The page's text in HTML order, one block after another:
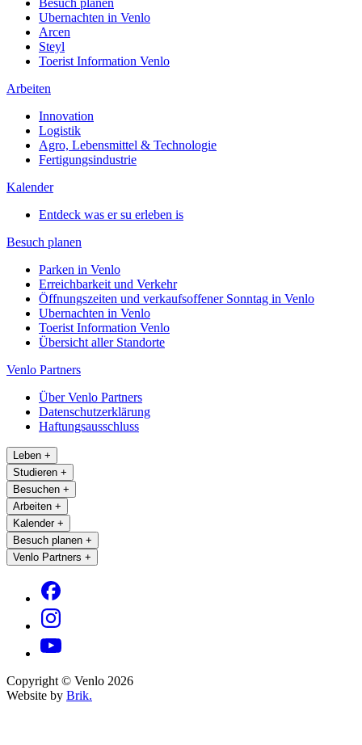
Besuch planen
Ubernachten in Venlo
Arcen
Steyl
Toerist Information Venlo
Arbeiten
Innovation
Logistik
Agro, Lebensmittel & Technologie
Fertigungsindustrie
Kalender
Entdeck was er su erleben is
Besuch planen
Parken in Venlo
Erreichbarkeit und Verkehr
Öffnungszeiten und verkaufsoffener Sonntag in Venlo
Ubernachten in Venlo
Toerist Information Venlo
Übersicht aller Standorte
Venlo Partners
Über Venlo Partners
Datenschutzerklärung
Haftungsausschluss
Leben +
Studieren +
Besuchen +
Arbeiten +
Kalender +
Besuch planen +
Venlo Partners +
Copyright © Venlo 2026
Website by Brik.